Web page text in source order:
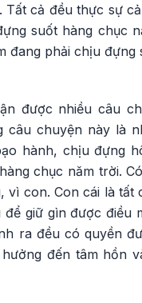
cả đều thực sự
suốt hàng chục
đang phải chịu
được nhiều câu
câu chuyện này là
hành, chịu đựng
chục năm trời.
con. Con cái là
giữ gìn được điều
ra đều có quyền
đến tâm hồn